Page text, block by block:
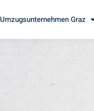
Umzugsunternehmen Graz